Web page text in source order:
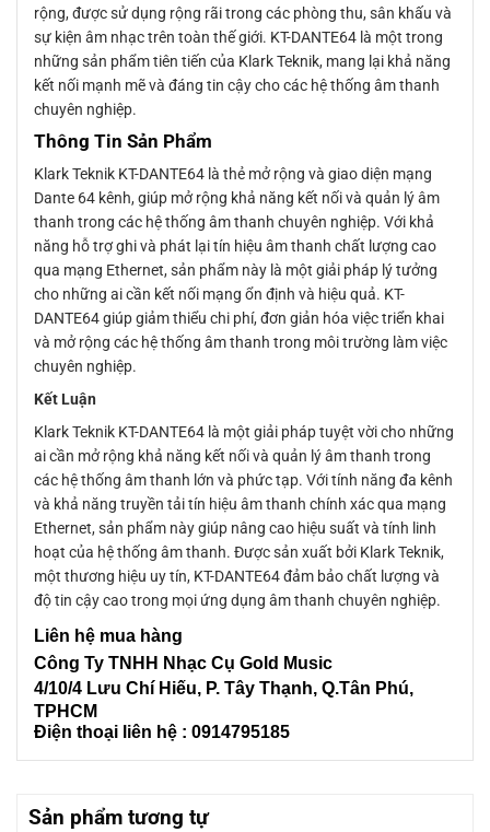
rộng, được sử dụng rộng rãi trong các phòng thu, sân khấu và
sự kiện âm nhạc trên toàn thế giới. KT-DANTE64 là một trong
những sản phẩm tiên tiến của Klark Teknik, mang lại khả năng
kết nối mạnh mẽ và đáng tin cậy cho các hệ thống âm thanh
chuyên nghiệp.
Thông Tin Sản Phẩm
Klark Teknik KT-DANTE64 là thẻ mở rộng và giao diện mạng
Dante 64 kênh, giúp mở rộng khả năng kết nối và quản lý âm
thanh trong các hệ thống âm thanh chuyên nghiệp. Với khả
năng hỗ trợ ghi và phát lại tín hiệu âm thanh chất lượng cao
qua mạng Ethernet, sản phẩm này là một giải pháp lý tưởng
cho những ai cần kết nối mạng ổn định và hiệu quả. KT-
DANTE64 giúp giảm thiểu chi phí, đơn giản hóa việc triển khai
và mở rộng các hệ thống âm thanh trong môi trường làm việc
chuyên nghiệp.
Kết Luận
Klark Teknik KT-DANTE64 là một giải pháp tuyệt vời cho những
ai cần mở rộng khả năng kết nối và quản lý âm thanh trong
các hệ thống âm thanh lớn và phức tạp. Với tính năng đa kênh
và khả năng truyền tải tín hiệu âm thanh chính xác qua mạng
Ethernet, sản phẩm này giúp nâng cao hiệu suất và tính linh
hoạt của hệ thống âm thanh. Được sản xuất bởi Klark Teknik,
một thương hiệu uy tín, KT-DANTE64 đảm bảo chất lượng và
độ tin cậy cao trong mọi ứng dụng âm thanh chuyên nghiệp.
Liên hệ mua hàng
Công Ty TNHH Nhạc Cụ Gold Music
4/10/4 Lưu Chí Hiếu, P. Tây Thạnh, Q.Tân Phú,
TPHCM
Điện thoại liên hệ : 0914795185
Sản phẩm tương tự